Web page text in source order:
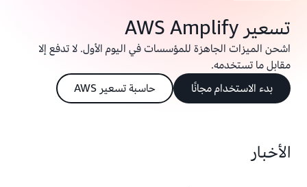
تسعير AWS Amplify
اشحن الميزات الجاهزة للمؤسسات في اليوم الأول. لا تدفع إلا
مقابل ما تستخدمه.
بدء الاستخدام مجانًا
حاسبة تسعير AWS
الأخبار